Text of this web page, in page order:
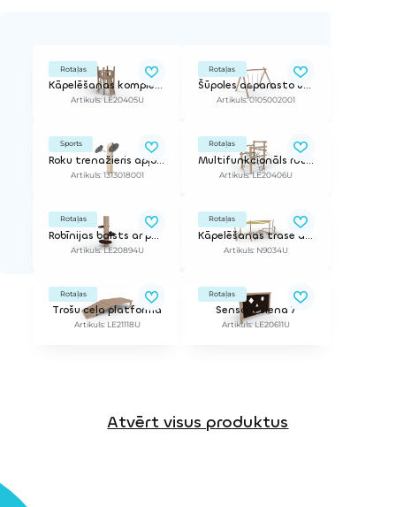
Rotaļas
Kāpelēšanas komplekss
Artikuls: LE20405U
Rotaļas
Šūpoles ar parasto un mazuļu sēdeklīti
Artikuls: 0105002001
Sports
Roku trenažieris apļošanai (piemērots cilvēkiem ar īpašām vajadzībām)
Artikuls: 1313018001
Rotaļas
Multifunkcionāls rotaļu komplekss
Artikuls: LE20406U
Rotaļas
Robīnijas balsts ar pakāpieniem
Artikuls: LE20894U
Rotaļas
Kāpelēšanas trase ar saulessargu
Artikuls: N9034U
Rotaļas
Trošu ceļa platforma
Artikuls: LE21118U
Rotaļas
Sensorā siena 7
Artikuls: LE20611U
Atvērt visus produktus